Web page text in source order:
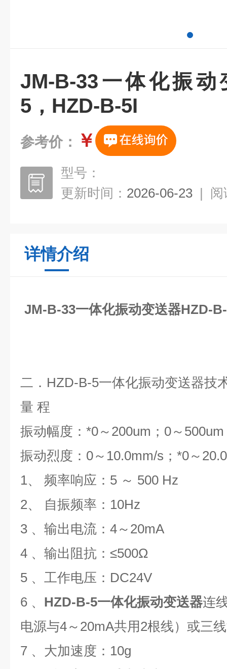
JM-B-33一体化振动
5，HZD-B-5I
参考价： ￥
型号：
更新时间： 2026-06-23 | 阅
详情介绍
JM-B-33一体化振动变送器HZD-
二．HZD-B-5一体化振动变送器技
量 程
振动幅度：*0～200um；0～
振动烈度：0～10.0mm/s；*0～
1、 频率响应：5 ～ 500 Hz
2、 自振频率：10Hz
3 、输出电流：4～20mA
4 、输出阻抗：≤500Ω
5 、工作电压：DC24V
6 、 HZD-B-5一体化振动变送器连
电源与4～20mA共用2根线）或三
7 、大加速度：10g